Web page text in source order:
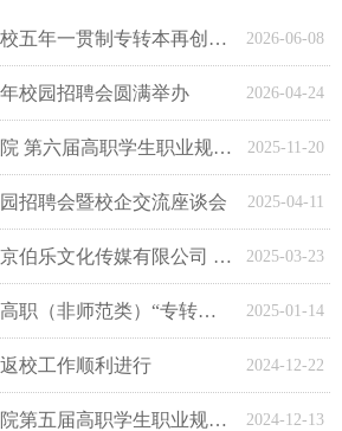
2026-06-08
2026年江苏传媒学校五年一贯制专转本再创佳绩
2026-04-24
校园招聘会圆满举办
2025-11-20
我校学子在江苏联院 第六届高职学生职业规划大赛中再创佳绩
2025-04-11
招聘会暨校企交流座谈会
2025-03-23
江苏传媒学校到南京伯乐文化传媒有限公司 开展访企拓岗及校企合作洽谈
2025-01-14
2025年五年一贯制高职（非师范类）“专转本”报名资格审核公示
2024-12-22
校工作顺利进行
2024-12-13
我校学生在江苏联院第五届高职学生职业规划大赛中获佳绩